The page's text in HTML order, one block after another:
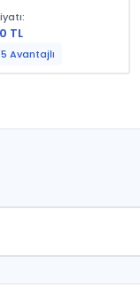
TL
Avantajlı